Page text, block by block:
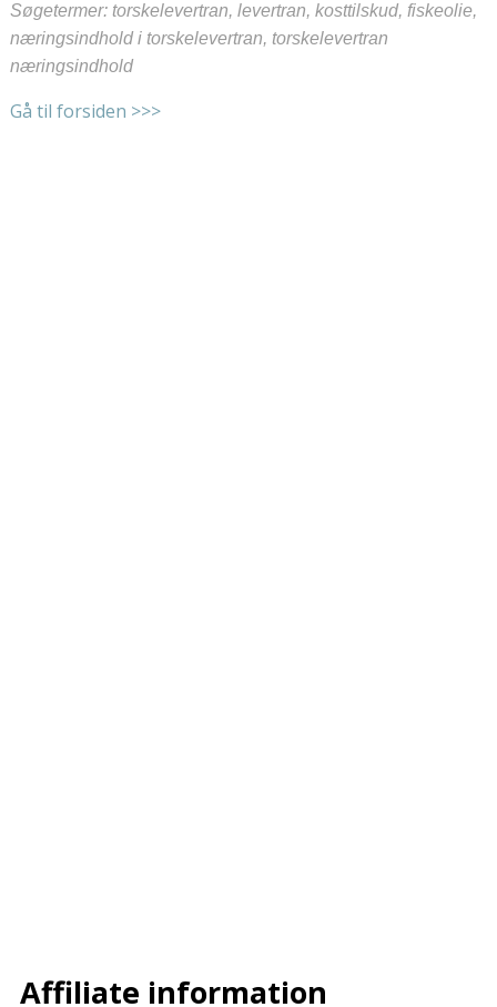
Søgetermer: torskelevertran, levertran, kosttilskud, fiskeolie,
næringsindhold i torskelevertran, torskelevertran
næringsindhold
Gå til forsiden >>>
Affiliate information